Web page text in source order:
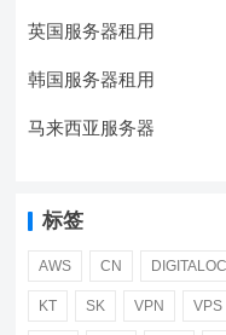
英国服务器租用
韩国服务器租用
马来西亚服务器
标签
AWS CN
KT SK VPN VPS